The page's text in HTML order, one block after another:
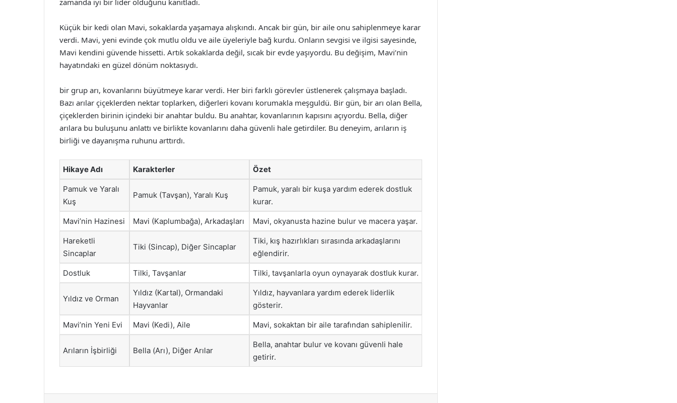
zamanda iyi bir lider olduğunu kanıtladı.
Küçük bir kedi olan Mavi, sokaklarda yaşamaya alışkındı. Ancak bir gün, bir aile onu sahiplenmeye karar
verdi. Mavi, yeni evinde çok mutlu oldu ve aile üyeleriyle bağ kurdu. Onların sevgisi ve ilgisi sayesinde,
Mavi kendini güvende hissetti. Artık sokaklarda değil, sıcak bir evde yaşıyordu. Bu değişim, Mavi’nin
hayatındaki en güzel dönüm noktasıydı.
bir grup arı, kovanlarını büyütmeye karar verdi. Her biri farklı görevler üstlenerek çalışmaya başladı.
Bazı arılar çiçeklerden nektar toplarken, diğerleri kovanı korumakla meşguldü. Bir gün, bir arı olan Bella,
çiçeklerden birinin içindeki bir anahtar buldu. Bu anahtar, kovanlarının kapısını açıyordu. Bella, diğer
arılara bu buluşunu anlattı ve birlikte kovanlarını daha güvenli hale getirdiler. Bu deneyim, arıların iş
birliği ve dayanışma ruhunu arttırdı.
Hikaye Adı Karakterler Özet
Pamuk ve Yaralı
Kuş
Pamuk (Tavşan), Yaralı Kuş
Pamuk, yaralı bir kuşa yardım ederek dostluk
kurar.
Mavi’nin Hazinesi Mavi (Kaplumbağa), Arkadaşları Mavi, okyanusta hazine bulur ve macera yaşar.
Hareketli
Sincaplar
Tiki (Sincap), Diğer Sincaplar
Tiki, kış hazırlıkları sırasında arkadaşlarını
eğlendirir.
Dostluk Tilki, Tavşanlar Tilki, tavşanlarla oyun oynayarak dostluk kurar.
Yıldız ve Orman
Yıldız (Kartal), Ormandaki
Hayvanlar
Yıldız, hayvanlara yardım ederek liderlik
gösterir.
Mavi’nin Yeni Evi Mavi (Kedi), Aile Mavi, sokaktan bir aile tarafından sahiplenilir.
Arıların İşbirliği Bella (Arı), Diğer Arılar
Bella, anahtar bulur ve kovanı güvenli hale
getirir.